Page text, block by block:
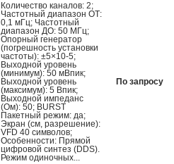
Количество каналов: 2;
Частотный диапазон ОТ:
0,1 мГц; Частотный
диапазон ДО: 50 МГц;
Опорный генератор
(погрешность установки
частоты): ±5×10-5;
Выходной уровень
(минимум): 50 мВпик;
Выходной уровень
(максимум): 5 Впик;
Выходной импеданс
(Ом): 50; BURST
Пакетный режим: да;
Экран (см, разрешение):
VFD 40 символов;
Особенности: Прямой
цифровой синтез (DDS).
Режим одиночных...
По запросу